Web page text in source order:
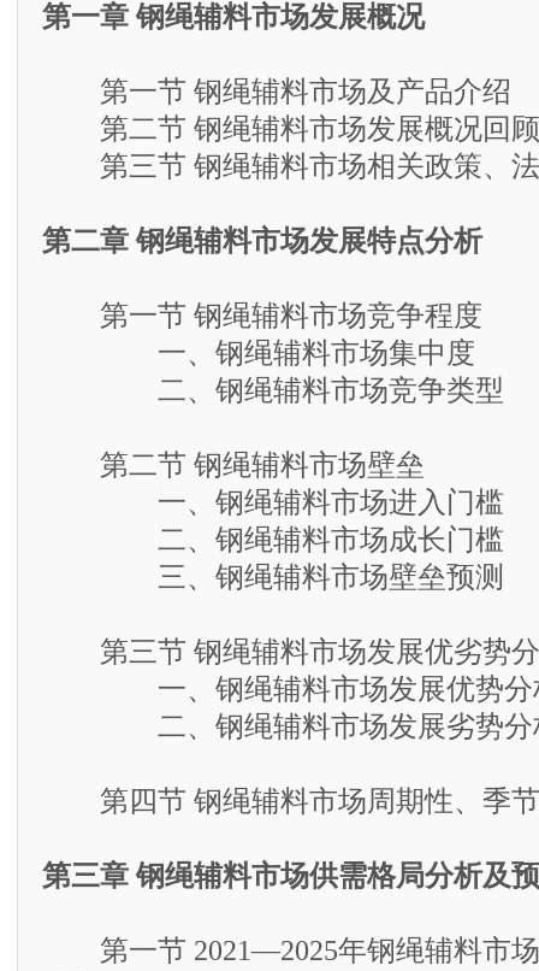
第一章 钢绳辅料市场发展概况
第一节 钢绳辅料市场及产品介绍
第二节 钢绳辅料市场发展概况回顾
第三节 钢绳辅料市场相关政策、法
第二章 钢绳辅料市场发展特点分析
第一节 钢绳辅料市场竞争程度
一、钢绳辅料市场集中度
二、钢绳辅料市场竞争类型
第二节 钢绳辅料市场壁垒
一、钢绳辅料市场进入门槛
二、钢绳辅料市场成长门槛
三、钢绳辅料市场壁垒预测
第三节 钢绳辅料市场发展优劣势
一、钢绳辅料市场发展优势分
二、钢绳辅料市场发展劣势分
第四节 钢绳辅料市场周期性、季
第三章 钢绳辅料市场供需格局分析及
第一节 2021—2025年钢绳辅料市场